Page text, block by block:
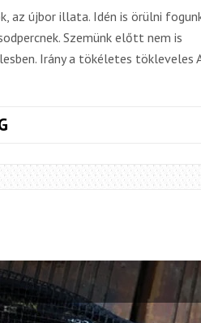
az újbor illata. Idén is örülni
Szemünk előtt nem is
Irány a tökéletes tökleveles
SZEPTEMBER